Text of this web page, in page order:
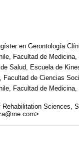
en Gerontología
Facultad de
Salud, Escuela de
Facultad de Ciencias
Facultad de
Sciences,